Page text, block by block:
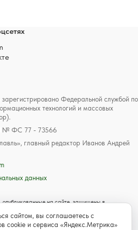
Федеральной службой по
технологий и массовых
№ ФС 77 - 73566
главный редактор Иванов Андрей
данных
на сайте, защищены в
законодательством об авторском
текстовых, фото, аудио и
с согласия правообладателя с обязательной
сайтом, вы соглашаетесь с
cookie и сервиса «Яндекс.Метрика»